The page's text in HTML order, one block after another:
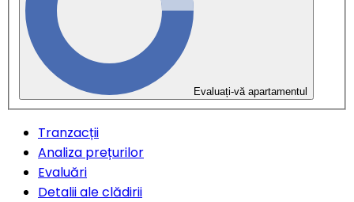
Evaluați-vă apartamentul
Tranzacții
Analiza prețurilor
Evaluări
Detalii ale clădirii